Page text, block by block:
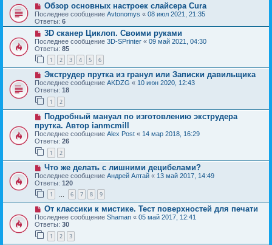
Обзор основных настроек слайсера Cura
Последнее сообщение Avtonomys « 08 июл 2021, 21:35
Ответы: 6
3D сканер Циклоп. Своими руками
Последнее сообщение 3D-SPrinter « 09 май 2021, 04:30
Ответы: 85
1 2 3 4 5 6
Экструдер прутка из гранул или Записки давильщика
Последнее сообщение AKDZG « 10 июн 2020, 12:43
Ответы: 18
1 2
Подробный мануал по изготовлению экструдера
прутка. Автор ianmcmill
Последнее сообщение Alex Post « 14 мар 2018, 16:29
Ответы: 26
1 2
Что же делать с лишними децибелами?
Последнее сообщение Андрей Алтай « 13 май 2017, 14:49
Ответы: 120
1 6 7 8 9
От классики к мистике. Тест поверхностей для печати
Последнее сообщение Shaman « 05 май 2017, 12:41
Ответы: 30
1 2 3